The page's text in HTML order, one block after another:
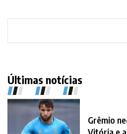
Últimas notícias
Grêmio